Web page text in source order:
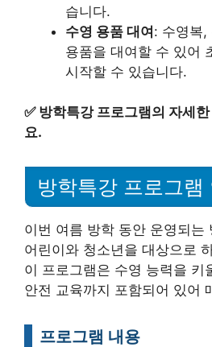
습니다.
수영 용품 대여: 수영복,
용품을 대여할 수 있어
시작할 수 있습니다.
✅ 방학특강 프로그램의 자세
요.
방학특강 프로그램
이번 여름 방학 동안 운영되는
어린이와 청소년을 대상으로
이 프로그램은 수영 능력을 키
안전 교육까지 포함되어 있어
프로그램 내용